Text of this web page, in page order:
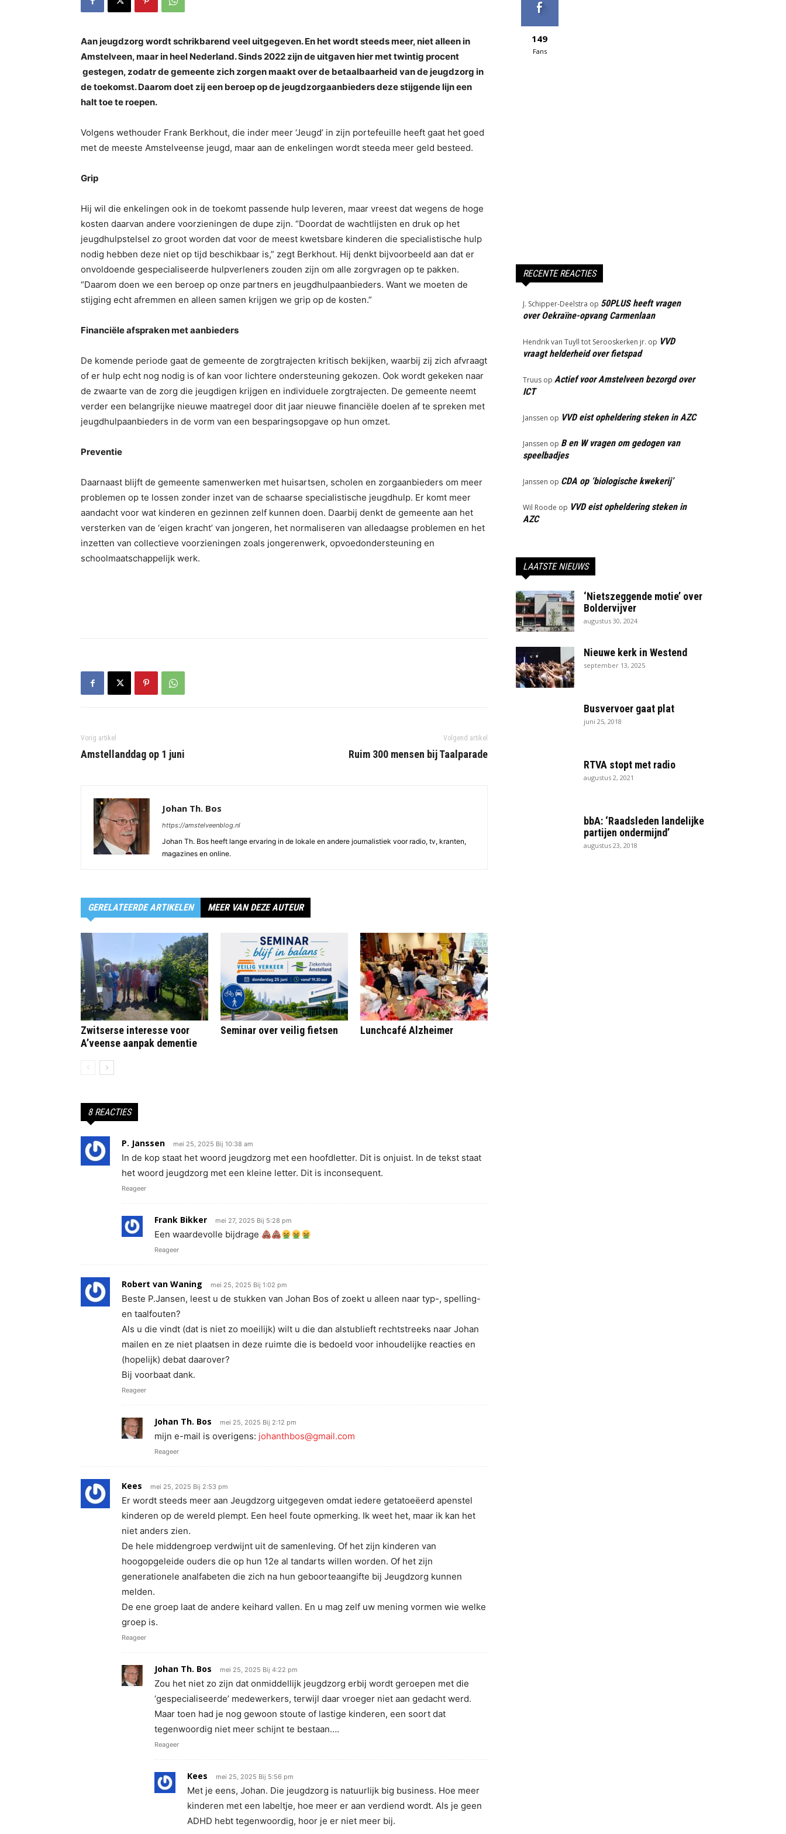
Aan jeugdzorg wordt schrikbarend veel uitgegeven. En het wordt steeds meer, niet alleen in
Amstelveen, maar in heel Nederland. Sinds 2022 zijn de uitgaven hier met twintig procent
gestegen, zodatr de gemeente zich zorgen maakt over de betaalbaarheid van de jeugdzorg in
de toekomst. Daarom doet zij een beroep op de jeugdzorgaanbieders deze stijgende lijn een
halt toe te roepen.
Volgens wethouder Frank Berkhout, die inder meer ‘Jeugd’ in zijn portefeuille heeft gaat het goed
met de meeste Amstelveense jeugd, maar aan de enkelingen wordt steeda meer geld besteed.
Grip
Hij wil die enkelingen ook in de toekomt passende hulp leveren, maar vreest dat wegens de hoge
kosten daarvan andere voorzieningen de dupe zijn. “Doordat de wachtlijsten en druk op het
jeugdhulpstelsel zo groot worden dat voor de meest kwetsbare kinderen die specialistische hulp
nodig hebben deze niet op tijd beschikbaar is,” zegt Berkhout. Hij denkt bijvoorbeeld aan dat er
onvoldoende gespecialiseerde hulpverleners zouden zijn om alle zorgvragen op te pakken.
“Daarom doen we een beroep op onze partners en jeugdhulpaanbieders. Want we moeten de
stijging echt afremmen en alleen samen krijgen we grip op de kosten.”
Financiële afspraken met aanbieders
De komende periode gaat de gemeente de zorgtrajecten kritisch bekijken, waarbij zij zich afvraagt
of er hulp echt nog nodig is of kan voor lichtere ondersteuning gekozen. Ook wordt gekeken naar
de zwaarte van de zorg die jeugdigen krijgen en individuele zorgtrajecten. De gemeente neemt
verder een belangrijke nieuwe maatregel door dit jaar nieuwe financiële doelen af te spreken met
jeugdhulpaanbieders in de vorm van een besparingsopgave op hun omzet.
Preventie
Daarnaast blijft de gemeente samenwerken met huisartsen, scholen en zorgaanbieders om meer
problemen op te lossen zonder inzet van de schaarse specialistische jeugdhulp. Er komt meer
aandacht voor wat kinderen en gezinnen zelf kunnen doen. Daarbij denkt de gemeente aan het
versterken van de ‘eigen kracht’ van jongeren, het normaliseren van alledaagse problemen en het
inzetten van collectieve voorzieningen zoals jongerenwerk, opvoedondersteuning en
schoolmaatschappelijk werk.
Vorig artikel
Amstellanddag op 1 juni
Volgend artikel
Ruim 300 mensen bij Taalparade
Johan Th. Bos
https://amstelveenblog.nl
Johan Th. Bos heeft lange ervaring in de lokale en andere journalistiek voor radio, tv, kranten,
magazines en online.
GERELATEERDE ARTIKELEN MEER VAN DEZE AUTEUR
Zwitserse interesse voor
A’veense aanpak dementie
Seminar over veilig fietsen Lunchcafé Alzheimer
8 REACTIES
P. Janssen mei 25, 2025 Bij 10:38 am
In de kop staat het woord jeugdzorg met een hoofdletter. Dit is onjuist. In de tekst staat
het woord jeugdzorg met een kleine letter. Dit is inconsequent.
Reageer
Frank Bikker mei 27, 2025 Bij 5:28 pm
Een waardevolle bijdrage
Reageer
Robert van Waning mei 25, 2025 Bij 1:02 pm
Beste P.Jansen, leest u de stukken van Johan Bos of zoekt u alleen naar typ-, spelling-
en taalfouten?
Als u die vindt (dat is niet zo moeilijk) wilt u die dan alstublieft rechtstreeks naar Johan
mailen en ze niet plaatsen in deze ruimte die is bedoeld voor inhoudelijke reacties en
(hopelijk) debat daarover?
Bij voorbaat dank.
Reageer
Johan Th. Bos mei 25, 2025 Bij 2:12 pm
mijn e-mail is overigens: johanthbos@gmail.com
Reageer
Kees mei 25, 2025 Bij 2:53 pm
Er wordt steeds meer aan Jeugdzorg uitgegeven omdat iedere getatoeëerd apenstel
kinderen op de wereld plempt. Een heel foute opmerking. Ik weet het, maar ik kan het
niet anders zien.
De hele middengroep verdwijnt uit de samenleving. Of het zijn kinderen van
hoogopgeleide ouders die op hun 12e al tandarts willen worden. Of het zijn
generationele analfabeten die zich na hun geboorteaangifte bij Jeugdzorg kunnen
melden.
De ene groep laat de andere keihard vallen. En u mag zelf uw mening vormen wie welke
groep is.
Reageer
Johan Th. Bos mei 25, 2025 Bij 4:22 pm
Zou het niet zo zijn dat onmiddellijk jeugdzorg erbij wordt geroepen met die
‘gespecialiseerde’ medewerkers, terwijl daar vroeger niet aan gedacht werd.
Maar toen had je nog gewoon stoute of lastige kinderen, een soort dat
tegenwoordig niet meer schijnt te bestaan….
Reageer
Kees mei 25, 2025 Bij 5:56 pm
Met je eens, Johan. Die jeugdzorg is natuurlijk big business. Hoe meer
kinderen met een labeltje, hoe meer er aan verdiend wordt. Als je geen
ADHD hebt tegenwoordig, hoor je er niet meer bij.
149
Fans
RECENTE REACTIES
J. Schipper-Deelstra op 50PLUS heeft vragen
over Oekraïne-opvang Carmenlaan
Hendrik van Tuyll tot Serooskerken jr. op VVD
vraagt helderheid over fietspad
Truus op Actief voor Amstelveen bezorgd over
ICT
Janssen op VVD eist opheldering steken in AZC
Janssen op B en W vragen om gedogen van
speelbadjes
Janssen op CDA op ‘biologische kwekerij’
Wil Roode op VVD eist opheldering steken in
AZC
LAATSTE NIEUWS
‘Nietszeggende motie’ over
Boldervijver
augustus 30, 2024
Nieuwe kerk in Westend
september 13, 2025
Busvervoer gaat plat
juni 25, 2018
RTVA stopt met radio
augustus 2, 2021
bbA: ‘Raadsleden landelijke
partijen ondermijnd’
augustus 23, 2018